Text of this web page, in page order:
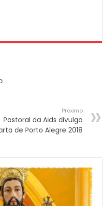
Próximo
Pastoral da Aids divulga
de Porto Alegre 2018